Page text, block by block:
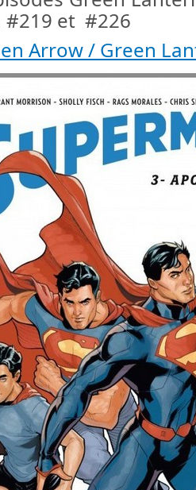
#219 et #226
Arrow / Green